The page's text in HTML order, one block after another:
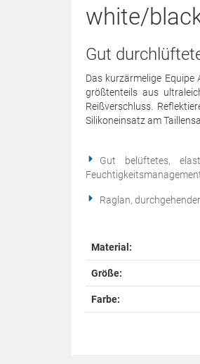
white/
Gut
Das kurzärmelige
größtenteils aus
Reißverschluss.
Silikoneinsatz am
Gut belüftetes,
Raglan,
Material:
Größe:
Farbe: